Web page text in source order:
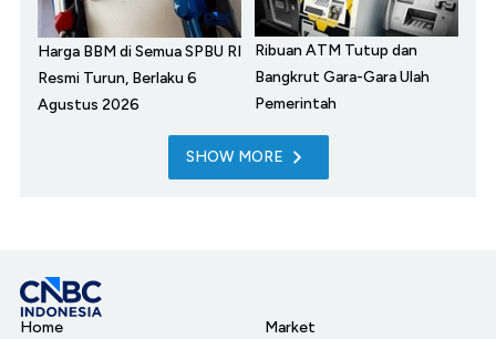
Harga BBM di Semua SPBU RI
Resmi Turun, Berlaku 6
Agustus 2026
Ribuan ATM Tutup dan
Bangkrut Gara-Gara Ulah
Pemerintah
SHOW MORE
Home
Market